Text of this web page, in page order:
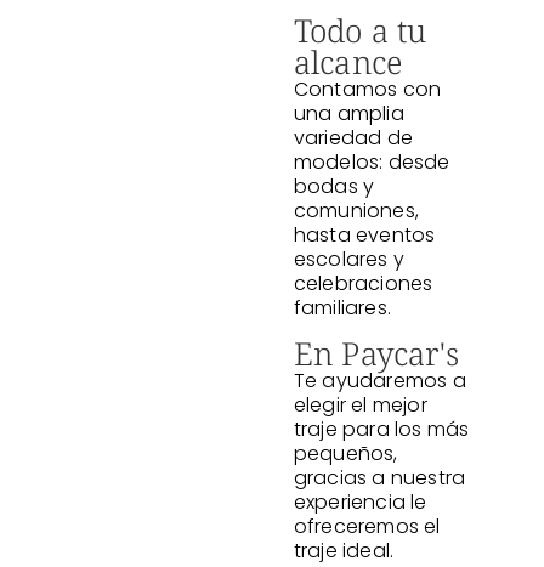
Todo a tu
alcance
Contamos con
una amplia
variedad de
modelos: desde
bodas y
comuniones,
hasta eventos
escolares y
celebraciones
familiares.
En Paycar's
Te ayudaremos a
elegir el mejor
traje para los más
pequeños,
gracias a nuestra
experiencia le
ofreceremos el
traje ideal.